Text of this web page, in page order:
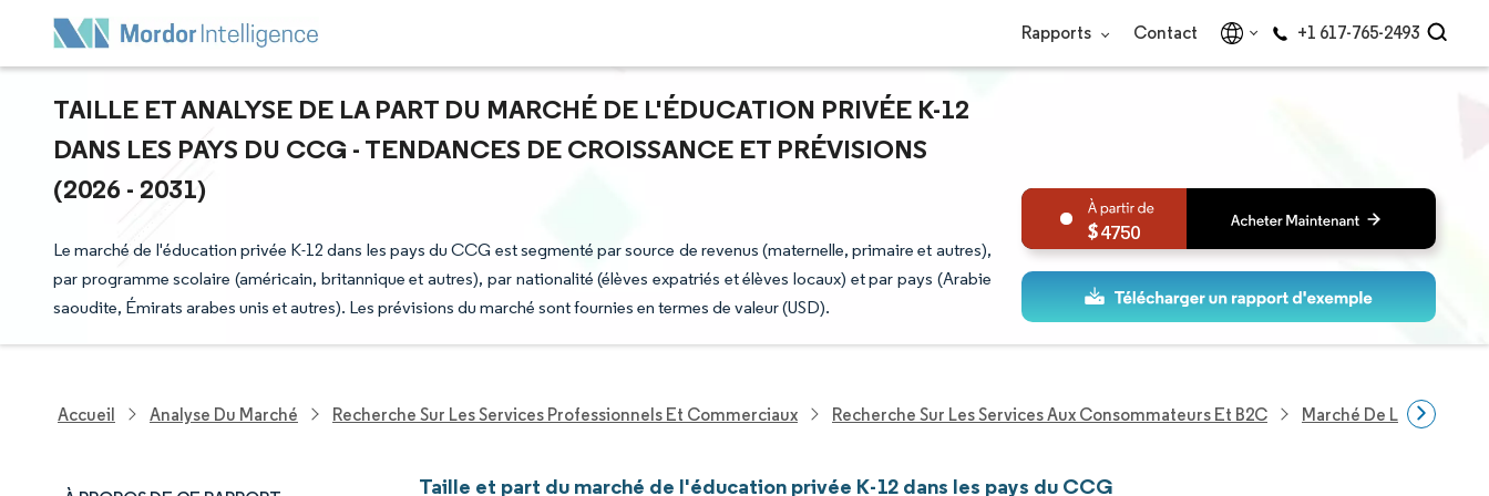
Rapports Contact +1 617-765-2493
TAILLE ET ANALYSE DE LA PART DU MARCHÉ DE L'ÉDUCATION PRIVÉE K-12
DANS LES PAYS DU CCG - TENDANCES DE CROISSANCE ET PRÉVISIONS
(2026 - 2031)
Le marché de l'éducation privée K-12 dans les pays du CCG est segmenté par source de revenus (maternelle, primaire et autres),
par programme scolaire (américain, britannique et autres), par nationalité (élèves expatriés et élèves locaux) et par pays (Arabie
saoudite, Émirats arabes unis et autres). Les prévisions du marché sont fournies en termes de valeur (USD).
4750
Accueil Analyse Du Marché Recherche Sur Les Services Professionnels Et Commerciaux Recherche Sur Les Services Aux Consommateurs Et B2C Marché De L'éducation
Taille et part du marché de l'éducation privée K-12 dans les pays du CCG